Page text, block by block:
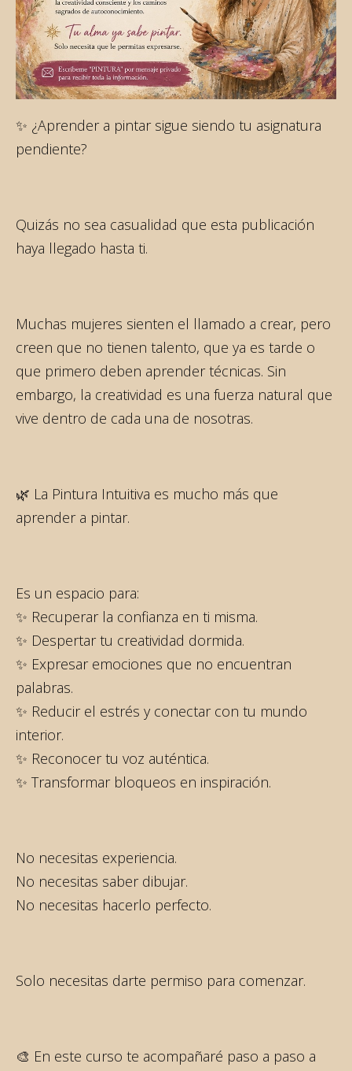
✨ ¿Aprender a pintar sigue siendo tu asignatura
pendiente?
Quizás no sea casualidad que esta publicación
haya llegado hasta ti.
Muchas mujeres sienten el llamado a crear, pero
creen que no tienen talento, que ya es tarde o
que primero deben aprender técnicas. Sin
embargo, la creatividad es una fuerza natural que
vive dentro de cada una de nosotras.
🌿 La Pintura Intuitiva es mucho más que
aprender a pintar.
Es un espacio para:
✨ Recuperar la confianza en ti misma.
✨ Despertar tu creatividad dormida.
✨ Expresar emociones que no encuentran
palabras.
✨ Reducir el estrés y conectar con tu mundo
interior.
✨ Reconocer tu voz auténtica.
✨ Transformar bloqueos en inspiración.
No necesitas experiencia.
No necesitas saber dibujar.
No necesitas hacerlo perfecto.
Solo necesitas darte permiso para comenzar.
🎨 En este curso te acompañaré paso a paso a